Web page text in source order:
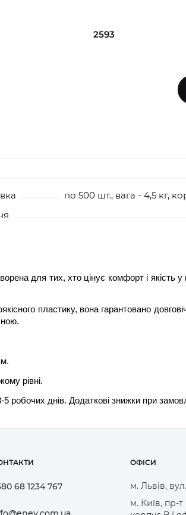
2593
по 500 шт., вага - 4,5 кг,
для тих, хто цінує комфорт і якість
пластику, вона гарантовано
рівні.
днів. Додаткові знижки при
68 1234 767
ОФІСИ
м. Львів,
м. Київ, пр-